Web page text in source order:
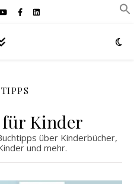
Kinder
über Kinderbücher,
und mehr.